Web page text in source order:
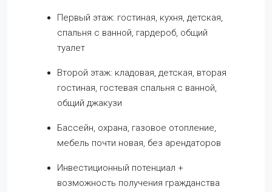
Первый этаж: гостиная, кухня, детская,
спальня с ванной, гардероб, общий
туалет
Второй этаж: кладовая, детская, вторая
гостиная, гостевая спальня с ванной,
общий джакузи
Бассейн, охрана, газовое отопление,
мебель почти новая, без арендаторов
Инвестиционный потенциал +
возможность получения гражданства